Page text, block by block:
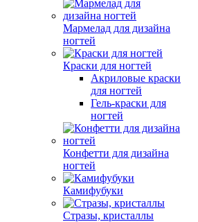
Мармелад для дизайна
ногтей
Краски для ногтей
Акриловые краски
для ногтей
Гель-краски для
ногтей
Конфетти для дизайна
ногтей
Камифубуки
Стразы, кристаллы